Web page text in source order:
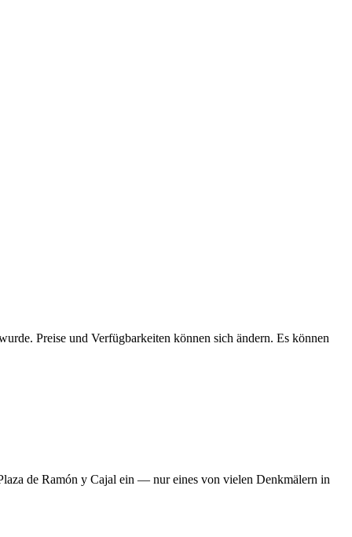
Preise und Verfügbarkeiten können sich ändern. Es können
de Ramón y Cajal ein — nur eines von vielen Denkmälern in